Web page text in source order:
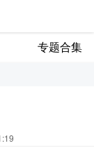
专题合集